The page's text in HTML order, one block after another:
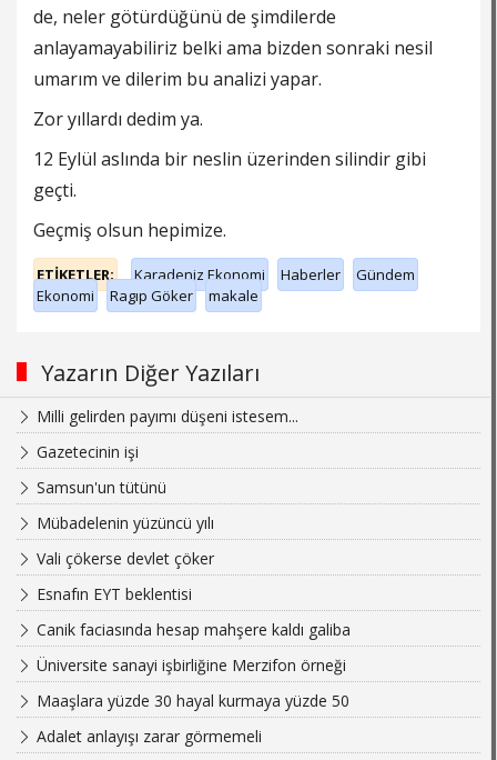
de, neler götürdüğünü de şimdilerde
anlayamayabiliriz belki ama bizden sonraki nesil
umarım ve dilerim bu analizi yapar.
Zor yıllardı dedim ya.
12 Eylül aslında bir neslin üzerinden silindir gibi
geçti.
Geçmiş olsun hepimize.
ETİKETLER; Karadeniz Ekonomi Haberler
Gündem
Ekonomi
Ragıp Göker makale
Yazarın Diğer Yazıları
Milli gelirden payımı düşeni istesem...
Gazetecinin işi
Samsun'un tütünü
Mübadelenin yüzüncü yılı
Vali çökerse devlet çöker
Esnafın EYT beklentisi
Canik faciasında hesap mahşere kaldı galiba
Üniversite sanayi işbirliğine Merzifon örneği
Maaşlara yüzde 30 hayal kurmaya yüzde 50
Adalet anlayışı zarar görmemeli